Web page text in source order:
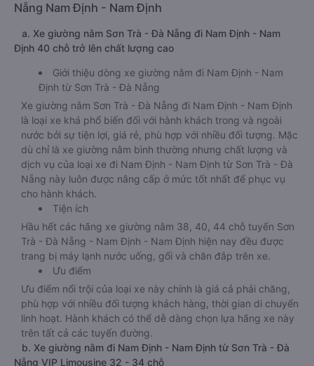
Nẵng Nam Định - Nam Định
a. Xe giường nằm Sơn Trà - Đà Nẵng đi Nam Định - Nam
Định 40 chỗ trở lên chất lượng cao
Giới thiệu dòng xe giường nằm đi Nam Định - Nam
Định từ Sơn Trà - Đà Nẵng
Xe giường nằm Sơn Trà - Đà Nẵng đi Nam Định - Nam Định
là loại xe khá phổ biến đối với hành khách trong và ngoài
nước bởi sự tiện lợi, giá rẻ, phù hợp với nhiều đối tượng. Mặc
dù chỉ là xe giường nằm bình thường nhưng chất lượng và
dịch vụ của loại xe đi Nam Định - Nam Định từ Sơn Trà - Đà
Nẵng này luôn được nâng cấp ở mức tốt nhất để phục vụ
cho hành khách.
Tiện ích
Hầu hết các hãng xe giường nằm 38, 40, 44 chỗ tuyến Sơn
Trà - Đà Nẵng - Nam Định - Nam Định hiện nay đều được
trang bị máy lạnh nước uống, gối và chăn đắp trên xe.
Ưu điểm
Ưu điểm nổi trội của loại xe này chính là giá cả phải chăng,
phù hợp với nhiều đối tượng khách hàng, thời gian di chuyển
linh hoạt. Hành khách có thể dễ dàng chọn lựa hãng xe này
trên tất cả các tuyến đường.
b. Xe giường nằm đi Nam Định - Nam Định từ Sơn Trà - Đà
Nẵng VIP Limousine 32 - 34 chỗ